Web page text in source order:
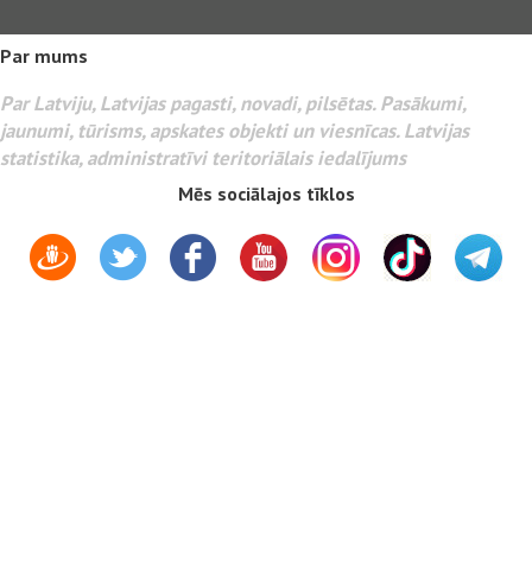
Par mums
Par Latviju, Latvijas pagasti, novadi, pilsētas. Pasākumi,
jaunumi, tūrisms, apskates objekti un viesnīcas. Latvijas
statistika, administratīvi teritoriālais iedalījums
Mēs sociālajos tīklos